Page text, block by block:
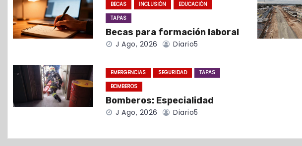
n
d
e
r
BECAS INCLUSIÓN
EDUCACIÓN
TAPAS
Becas para formación laboral
J Ago, 2026 Diario5
EMERGENCIAS SEGURIDAD
TAPAS
BOMBEROS
Bomberos: Especialidad
J Ago, 2026 Diario5